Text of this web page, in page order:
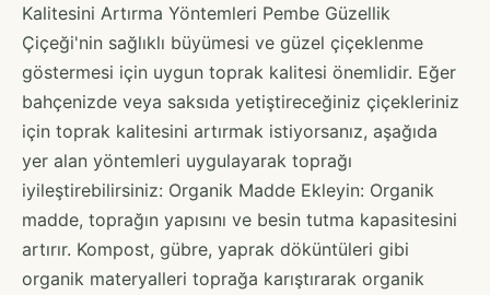
Kalitesini Artırma Yöntemleri Pembe Güzellik
Çiçeği'nin sağlıklı büyümesi ve güzel çiçeklenme
göstermesi için uygun toprak kalitesi önemlidir. Eğer
bahçenizde veya saksıda yetiştireceğiniz çiçekleriniz
için toprak kalitesini artırmak istiyorsanız, aşağıda
yer alan yöntemleri uygulayarak toprağı
iyileştirebilirsiniz: Organik Madde Ekleyin: Organik
madde, toprağın yapısını ve besin tutma kapasitesini
artırır. Kompost, gübre, yaprak döküntüleri gibi
organik materyalleri toprağa karıştırarak organik